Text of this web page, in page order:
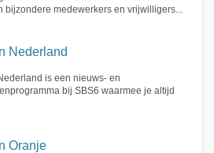
bijzondere medewerkers en vrijwilligers...
Nederland
is een nieuws- en
bij SBS6 waarmee je altijd
Oranje